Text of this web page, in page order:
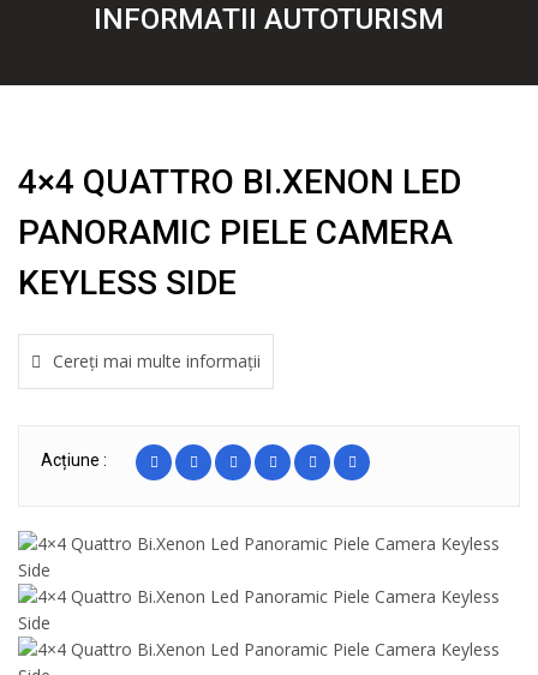
INFORMATII AUTOTURISM
4×4 QUATTRO BI.XENON LED
PANORAMIC PIELE CAMERA
KEYLESS SIDE
Cereți mai multe informații
Acțiune :